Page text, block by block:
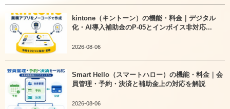
kintone（キントーン）の機能・料金｜デジタル
化・AI導入補助金のP-05とインボイス非対応...
2026-08-06
Smart Hello（スマートハロー）の機能・料金｜会
員管理・予約・決済と補助金上の対応を解説
2026-08-06